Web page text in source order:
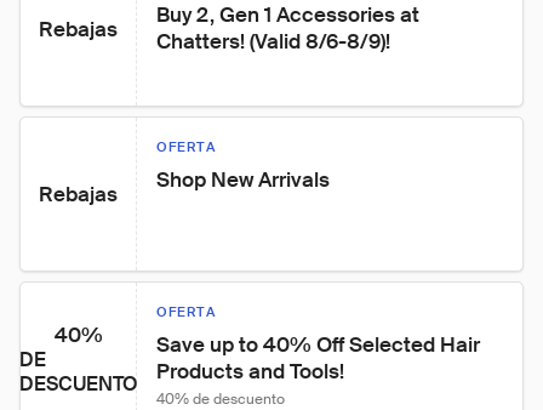
Rebajas
Buy 2, Gen 1 Accessories at
Chatters! (Valid 8/6-8/9)!
Rebajas
OFERTA
Shop New Arrivals
40%
DE
DESCUENTO
OFERTA
Save up to 40% Off Selected Hair
Products and Tools!
40% de descuento